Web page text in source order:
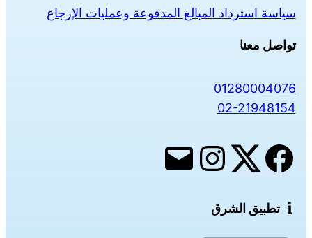
سياسة استرداد المبالغ المدفوعة وعمليات الإرجاع
تواصل معنا
01280004076
02-21948154
تطبيق الشرق